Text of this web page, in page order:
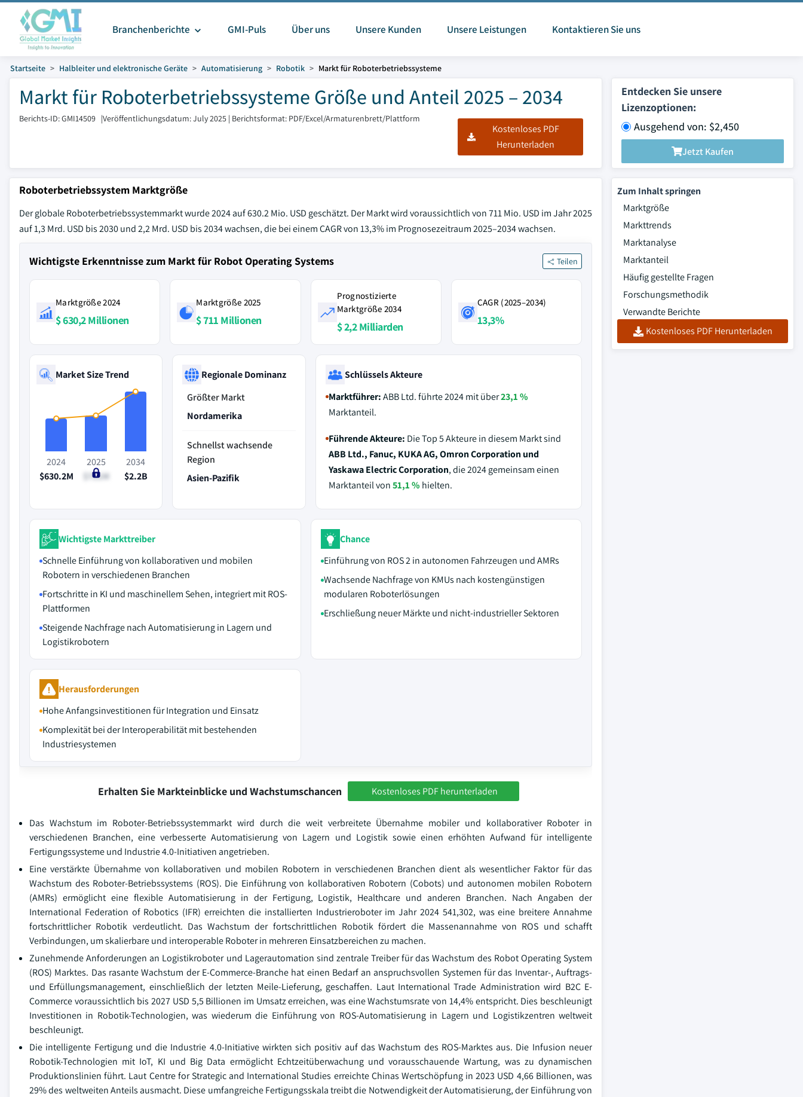
Branchenberichte GMI-Puls Über uns Unsere Kunden Unsere Leistungen Kontaktieren Sie uns
Startseite Halbleiter und elektronische Geräte Automatisierung Robotik Markt für Roboterbetriebssysteme
Markt für Roboterbetriebssysteme Größe und Anteil 2025 – 2034
Berichts-ID: GMI14509 |Veröffentlichungsdatum: July 2025 | Berichtsformat: PDF/Excel/Armaturenbrett/Plattform
Kostenloses PDF
Herunterladen
Entdecken Sie unsere
Lizenzoptionen:
Ausgehend von: $2,450
Jetzt Kaufen
Roboterbetriebssystem Marktgröße
Der globale Roboterbetriebssystemmarkt wurde 2024 auf 630.2 Mio. USD geschätzt. Der Markt wird voraussichtlich von 711 Mio. USD im Jahr 2025
auf 1,3 Mrd. USD bis 2030 und 2,2 Mrd. USD bis 2034 wachsen, die bei einem CAGR von 13,3% im Prognosezeitraum 2025–2034 wachsen.
Wichtigste Erkenntnisse zum Markt für Robot Operating Systems Teilen
Marktgröße 2024
$ 630,2 Millionen
Marktgröße 2025
$ 711 Millionen
Prognostizierte
Marktgröße 2034
$ 2,2 Milliarden
CAGR (2025–2034)
13,3%
Market Size Trend
2024
$630.2M
2025
$711M
2034
$2.2B
Regionale Dominanz
Größter Markt
Nordamerika
Schnellst wachsende
Region
Asien-Pazifik
Schlüssels Akteure
Marktführer:ABB Ltd. führte 2024 mit über23,1 %
Marktanteil.
Führende Akteure: Die Top 5 Akteure in diesem Markt sind
ABB Ltd., Fanuc, KUKA AG, Omron Corporation und
Yaskawa Electric Corporation, die 2024 gemeinsam einen
Marktanteil von51,1 % hielten.
Wichtigste Markttreiber
Schnelle Einführung von kollaborativen und mobilen
Robotern in verschiedenen Branchen
Fortschritte in KI und maschinellem Sehen, integriert mit ROS-
Plattformen
Steigende Nachfrage nach Automatisierung in Lagern und
Logistikrobotern
Chance
Einführung von ROS 2 in autonomen Fahrzeugen und AMRs
Wachsende Nachfrage von KMUs nach kostengünstigen
modularen Roboterlösungen
Erschließung neuer Märkte und nicht-industrieller Sektoren
Herausforderungen
Hohe Anfangsinvestitionen für Integration und Einsatz
Komplexität bei der Interoperabilität mit bestehenden
Industriesystemen
Erhalten Sie Markteinblicke und Wachstumschancen Kostenloses PDF herunterladen
Das Wachstum im Roboter-Betriebssystemmarkt wird durch die weit verbreitete Übernahme mobiler und kollaborativer Roboter in
verschiedenen Branchen, eine verbesserte Automatisierung von Lagern und Logistik sowie einen erhöhten Aufwand für intelligente
Fertigungssysteme und Industrie 4.0-Initiativen angetrieben.
Eine verstärkte Übernahme von kollaborativen und mobilen Robotern in verschiedenen Branchen dient als wesentlicher Faktor für das
Wachstum des Roboter-Betriebssystems (ROS). Die Einführung von kollaborativen Robotern (Cobots) und autonomen mobilen Robotern
(AMRs) ermöglicht eine flexible Automatisierung in der Fertigung, Logistik, Healthcare und anderen Branchen. Nach Angaben der
International Federation of Robotics (IFR) erreichten die installierten Industrieroboter im Jahr 2024 541,302, was eine breitere Annahme
fortschrittlicher Robotik verdeutlicht. Das Wachstum der fortschrittlichen Robotik fördert die Massenannahme von ROS und schafft
Verbindungen, um skalierbare und interoperable Roboter in mehreren Einsatzbereichen zu machen.
Zunehmende Anforderungen an Logistikroboter und Lagerautomation sind zentrale Treiber für das Wachstum des Robot Operating System
(ROS) Marktes. Das rasante Wachstum der E-Commerce-Branche hat einen Bedarf an anspruchsvollen Systemen für das Inventar-, Auftrags-
und Erfüllungsmanagement, einschließlich der letzten Meile-Lieferung, geschaffen. Laut International Trade Administration wird B2C E-
Commerce voraussichtlich bis 2027 USD 5,5 Billionen im Umsatz erreichen, was eine Wachstumsrate von 14,4% entspricht. Dies beschleunigt
Investitionen in Robotik-Technologien, was wiederum die Einführung von ROS-Automatisierung in Lagern und Logistikzentren weltweit
beschleunigt.
Die intelligente Fertigung und die Industrie 4.0-Initiative wirkten sich positiv auf das Wachstum des ROS-Marktes aus. Die Infusion neuer
Robotik-Technologien mit IoT, KI und Big Data ermöglicht Echtzeitüberwachung und vorausschauende Wartung, was zu dynamischen
Produktionslinien führt. Laut Centre for Strategic and International Studies erreichte Chinas Wertschöpfung in 2023 USD 4,66 Billionen, was
29% des weltweiten Anteils ausmacht. Diese umfangreiche Fertigungsskala treibt die Notwendigkeit der Automatisierung, der Einführung von
Zum Inhalt springen
Marktgröße
Markttrends
Marktanalyse
Marktanteil
Häufig gestellte Fragen
Forschungsmethodik
Verwandte Berichte
Kostenloses PDF Herunterladen